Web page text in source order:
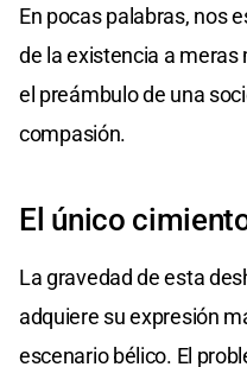
En pocas palabras, nos
de la existencia a
el preámbulo de una
compasión.
El único
La gravedad de esta
adquiere su expresión
escenario bélico. El